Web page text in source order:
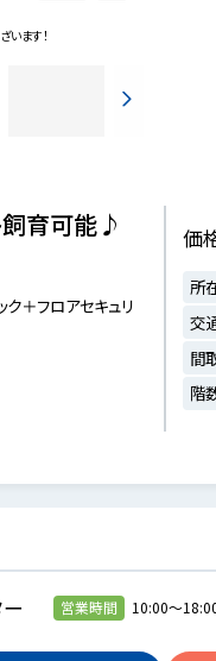
います！
飼育可能♪
＋フロアセキュリ
価
所
交
間
階
営業時間 10:00～